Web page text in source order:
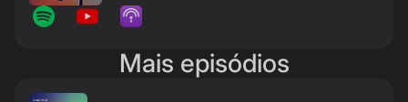
Mais episódios